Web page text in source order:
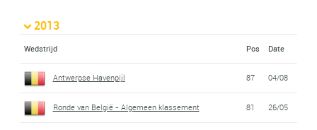
2013
Wedstrijd Pos Date
Antwerpse Havenpijl 87 04/08
Ronde van België - Algemeen klassement 81 26/05